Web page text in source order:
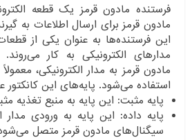
فرستنده مادون قرمز یک قطعه
مادون قرمز برای ارسال اطلاعات به
این فرستنده‌ها به عنوان یکی از
مدارهای الکترونیکی به کار
مادون قرمز به مدار الکترونیکی،
استفاده می‌شود. پایه‌های این کانکتور
پایه مثبت: این پایه به منبع
پایه داده: این پایه به ورودی مدار
سیگنال‌های مادون قرمز متصل